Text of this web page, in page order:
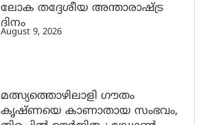
ലോക തദ്ദേശീയ അന്താരാഷ്ട്ര
ദിനം
August 9, 2026
മത്സ്യത്തൊഴിലാളി ഗൗതം
കൃഷ്ണയെ കാണാതായ സംഭവം,